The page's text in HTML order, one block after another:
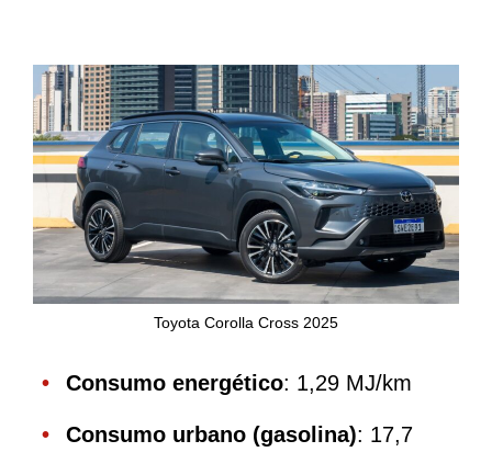
Toyota Corolla Cross 2025
Consumo energético: 1,29 MJ/km
Consumo urbano (gasolina): 17,7